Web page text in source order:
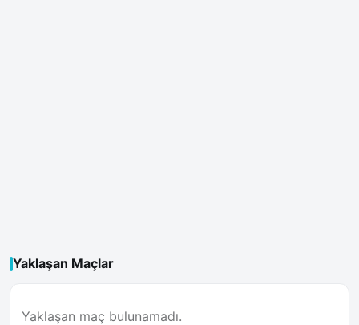
Yaklaşan Maçlar
Yaklaşan maç bulunamadı.